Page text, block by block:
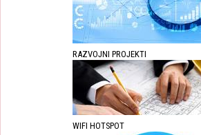
RAZVOJNI PROJEKTI
WIFI HOTSPOT